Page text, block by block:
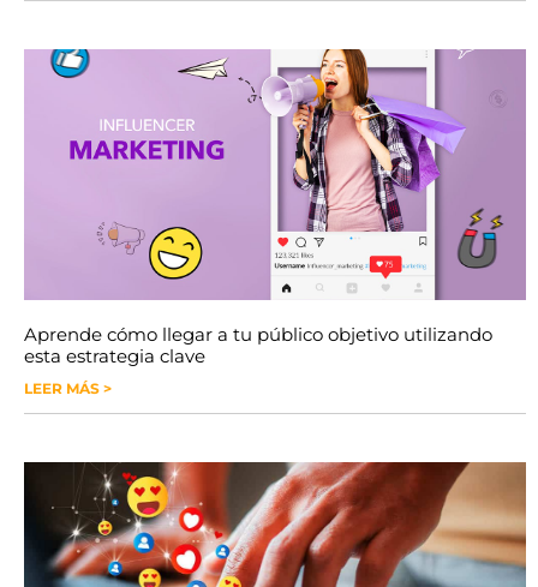
Aprende cómo llegar a tu público objetivo utilizando
esta estrategia clave
LEER MÁS >